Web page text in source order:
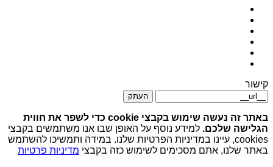
קישור
העתק
באתר זה נעשה שימוש בקבצי cookie כדי לשפר את חווית
הגלישה שלכם. למידע נוסף על האופן שבו אנו משתמשים בקבצי
cookies, עיינו במדיניות הפרטיות שלנו. במידה ותמשיכו להשתמש
באתר שלנו, אתם מסכימים לשימוש כזה בקבצי מדיניות פרטיות